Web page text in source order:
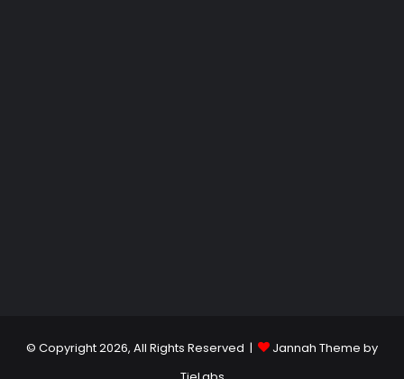
© Copyright 2026, All Rights Reserved |
Jannah Theme by